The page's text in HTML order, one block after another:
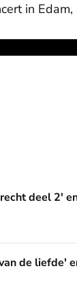
in
'Het Woord
deel 2'
'God gebruikt
de liefde'